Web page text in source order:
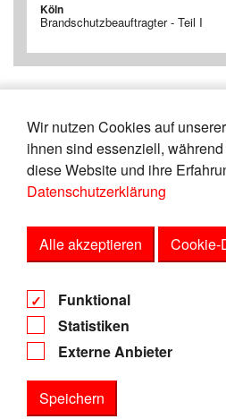
Wir nutzen Cookies auf
ihnen sind essenziell,
diese Website und ihre
Datenschutzerklärung
Alle akzeptieren Cookie-
Funktional
Statistiken
Externe Anbieter
Speichern
Köln
Brandschutzbeauftragter - Teil I
« 13 14 15 16
21
22 »
Impressum